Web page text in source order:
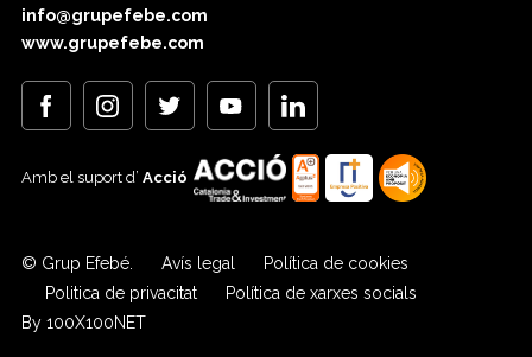
info@grupefebe.com
www.grupefebe.com
Amb el suport d’ Acció
© Grup Efebé. Avís legal
Política de cookies
Politica de privacitat
Política de xarxes socials
By 100X100NET